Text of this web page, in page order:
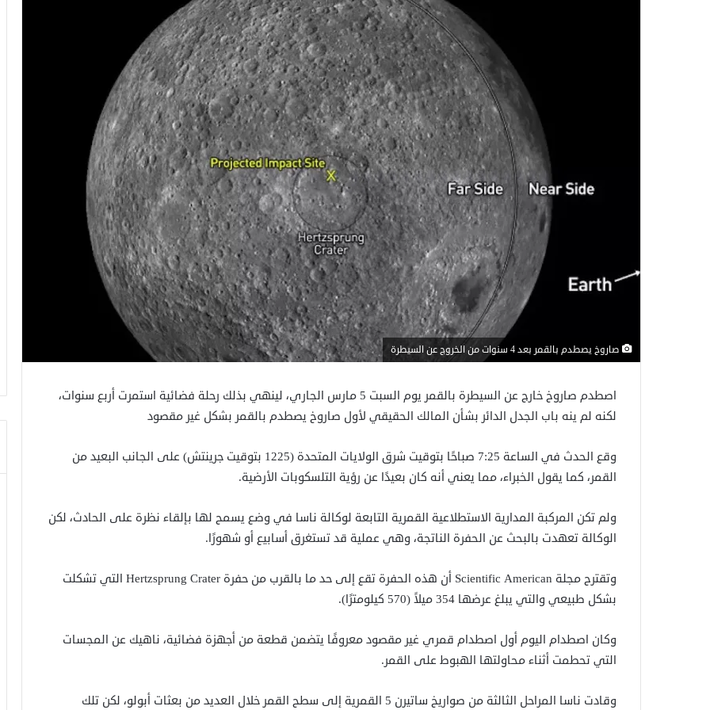
صاروخ يصطدم بالقمر بعد 4 سنوات من الخروج عن السيطرة
اصطدم صاروخ خارج عن السيطرة بالقمر يوم السبت 5 مارس الجاري، لينهي بذلك رحلة فضائية استمرت أربع سنوات،
لكنه لم ينه باب الجدل الدائر بشأن المالك الحقيقي لأول صاروخ يصطدم بالقمر بشكل غير مقصود
وقع الحدث في الساعة 7:25 صباحًا بتوقيت شرق الولايات المتحدة (1225 بتوقيت جرينتش) على الجانب البعيد من
القمر، كما يقول الخبراء، مما يعني أنه كان بعيدًا عن رؤية التلسكوبات الأرضية.
ولم تكن المركبة المدارية الاستطلاعية القمرية التابعة لوكالة ناسا في وضع يسمح لها بإلقاء نظرة على الحادث، لكن
الوكالة تعهدت بالبحث عن الحفرة الناتجة، وهي عملية قد تستغرق أسابيع أو شهورًا.
وتقترح مجلة Scientific American أن هذه الحفرة تقع إلى حد ما بالقرب من حفرة Hertzsprung Crater التي تشكلت
بشكل طبيعي والتي يبلغ عرضها 354 ميلاً (570 كيلومترًا).
وكان اصطدام اليوم أول اصطدام قمري غير مقصود معروفًا يتضمن قطعة من أجهزة فضائية، ناهيك عن المجسات
التي تحطمت أثناء محاولتها الهبوط على القمر.
وقادت ناسا المراحل الثالثة من صواريخ ساتيرن 5 القمرية إلى سطح القمر خلال العديد من بعثات أبولو، لكن تلك